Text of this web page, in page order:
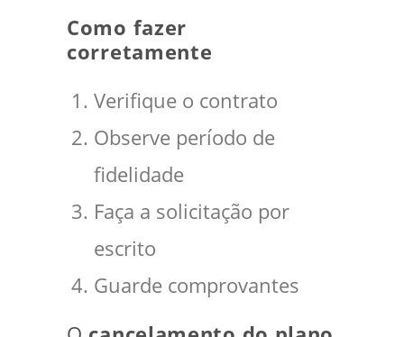
Como fazer
corretamente
Verifique o contrato
Observe período de
fidelidade
Faça a solicitação por
escrito
Guarde comprovantes